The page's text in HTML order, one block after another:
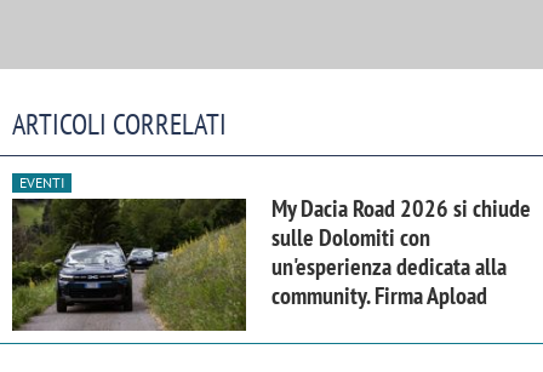
ARTICOLI CORRELATI
EVENTI
My Dacia Road 2026 si chiude
sulle Dolomiti con
un'esperienza dedicata alla
community. Firma Apload